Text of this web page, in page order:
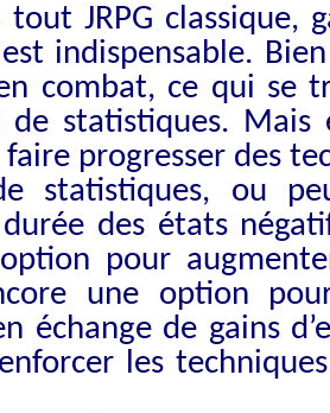
tout JRPG classique,
indispensable.
en combat, ce qui
statistiques.
progresser des
statistiques, ou
durée des états
pour
une option
échange de gains
les